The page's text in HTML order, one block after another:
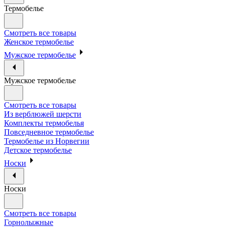
Термобелье
Смотреть все товары
Женское термобелье
Мужское термобелье
Мужское термобелье
Смотреть все товары
Из верблюжей шерсти
Комплекты термобелья
Повседневное термобелье
Термобелье из Норвегии
Детское термобелье
Носки
Носки
Смотреть все товары
Горнолыжные